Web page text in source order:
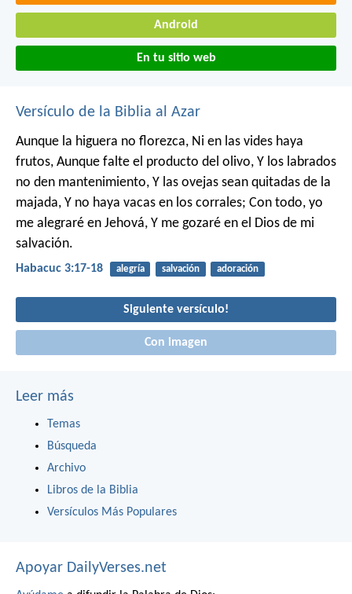
Android
En tu sitio web
Versículo de la Biblia al Azar
Aunque la higuera no florezca, Ni en las vides haya
frutos, Aunque falte el producto del olivo, Y los labrados
no den mantenimiento, Y las ovejas sean quitadas de la
majada, Y no haya vacas en los corrales; Con todo, yo
me alegraré en Jehová, Y me gozaré en el Dios de mi
salvación.
Habacuc 3:17-18 alegría salvación adoración
Siguiente versículo!
Con imagen
Leer más
Temas
Búsqueda
Archivo
Libros de la Biblia
Versículos Más Populares
Apoyar DailyVerses.net